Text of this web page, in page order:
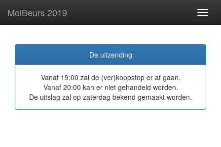
MolBeurs 2019
De uitzending
Vanaf 19:00 zal de (ver)koopstop er af gaan.
Vanaf 20:00 kan er niet gehandeld worden.
De uitslag zal op zaterdag bekend gemaakt worden.